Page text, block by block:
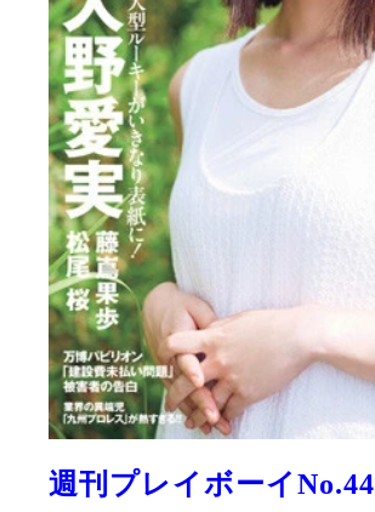
週刊プレイボーイNo.44